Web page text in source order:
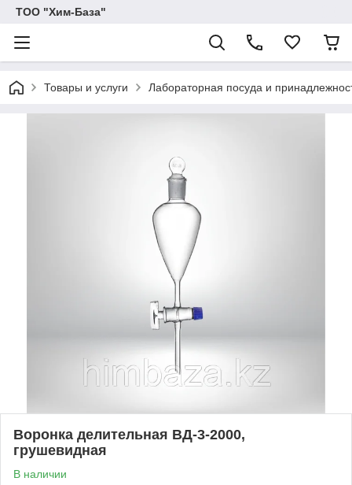
ТОО "Хим-База"
Товары и услуги Лабораторная посуда и
Воронка делительная ВД-3-2000,
грушевидная
В наличии